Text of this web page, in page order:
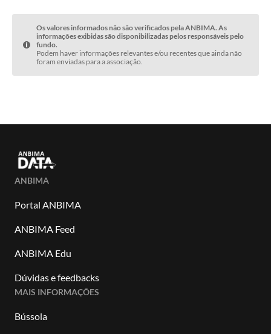
Os valores informados não são verificados pela ANBIMA. As
informações exibidas são disponibilizadas pelos responsáveis pelo
fundo.
Podem haver informações relevantes e/ou recentes que ainda não
foram enviadas para a associação.
ANBIMA
Portal ANBIMA
ANBIMA Feed
ANBIMA Edu
Dúvidas e feedbacks
MAIS INFORMAÇÕES
Bússola